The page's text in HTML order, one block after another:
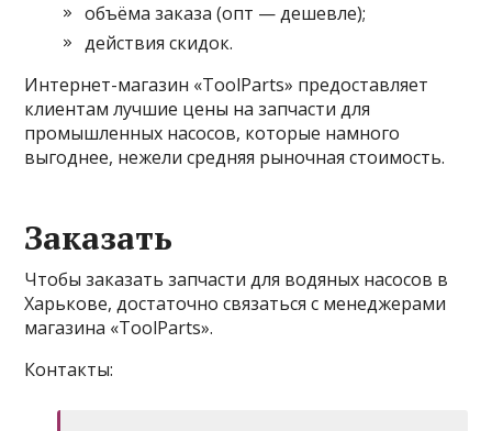
объёма заказа (опт — дешевле);
действия скидок.
Интернет-магазин «ToolParts» предоставляет
клиентам лучшие цены на запчасти для
промышленных насосов, которые намного
выгоднее, нежели средняя рыночная стоимость.
Заказать
Чтобы заказать запчасти для водяных насосов в
Харькове, достаточно связаться с менеджерами
магазина «ToolParts».
Контакты: